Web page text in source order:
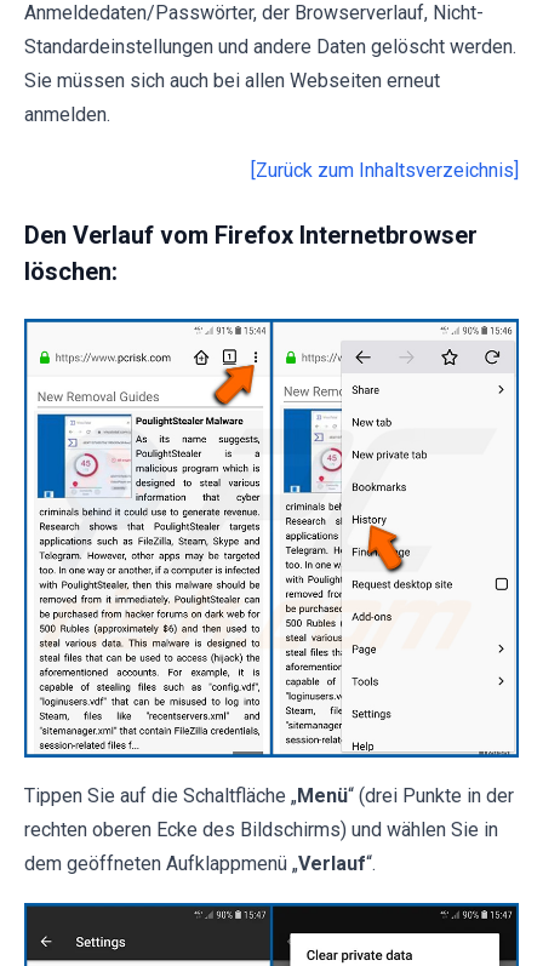
Anmeldedaten/Passwörter, der Browserverlauf, Nicht-
Standardeinstellungen und andere Daten gelöscht werden.
Sie müssen sich auch bei allen Webseiten erneut
anmelden.
[Zurück zum Inhaltsverzeichnis]
Den Verlauf vom Firefox Internetbrowser
löschen:
Tippen Sie auf die Schaltfläche „Menü“ (drei Punkte in der
rechten oberen Ecke des Bildschirms) und wählen Sie in
dem geöffneten Aufklappmenü „Verlauf“.